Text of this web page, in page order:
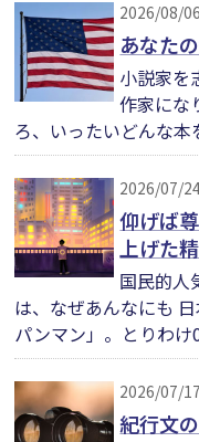
2026/08/06
あなた
小説家を
作家にな
ろ、いったいどんな本
2026/07/
仰げば
上げた
国民的人
は、なぜあんなにも
パンマン」。とりわけ
2026/07/17
紀行文